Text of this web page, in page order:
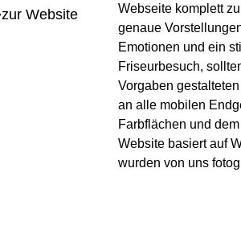
zur Website
Webseitekomplett zu
genaue
Emotionen und ein
Friseurbesuch,
Vorgaben
an alle mobilen
Farbflächen und
Website basiert auf
wurden von uns